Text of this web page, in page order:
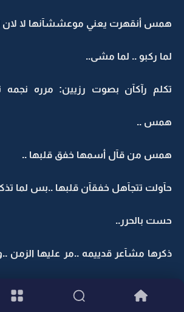
همس أنقهرت يعني موعششآنها لا لان
لما ركبو .. لما مشى..
تكلم رآكآن بصوت رزيين: مرره نجمه
همس ..
همس من قآل أسمها خفق قلبها ..
حآولت تتجآهل خفقآن قلبها ..بس لما
حست بالحرر..
ذكرها مشآعر قدييمه ..مر عليها